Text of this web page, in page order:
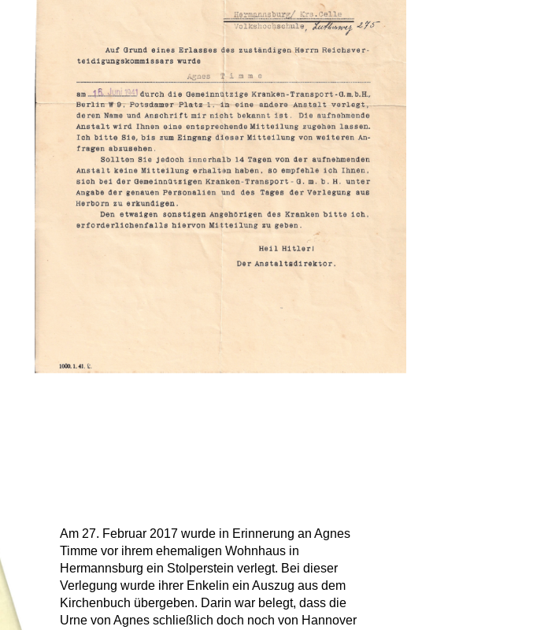
Am 27. Februar 2017 wurde in Erinnerung an Agnes
Timme vor ihrem ehemaligen Wohnhaus in
Hermannsburg ein Stolperstein verlegt. Bei dieser
Verlegung wurde ihrer Enkelin ein Auszug aus dem
Kirchenbuch übergeben. Darin war belegt, dass die
Urne von Agnes schließlich doch noch von Hannover